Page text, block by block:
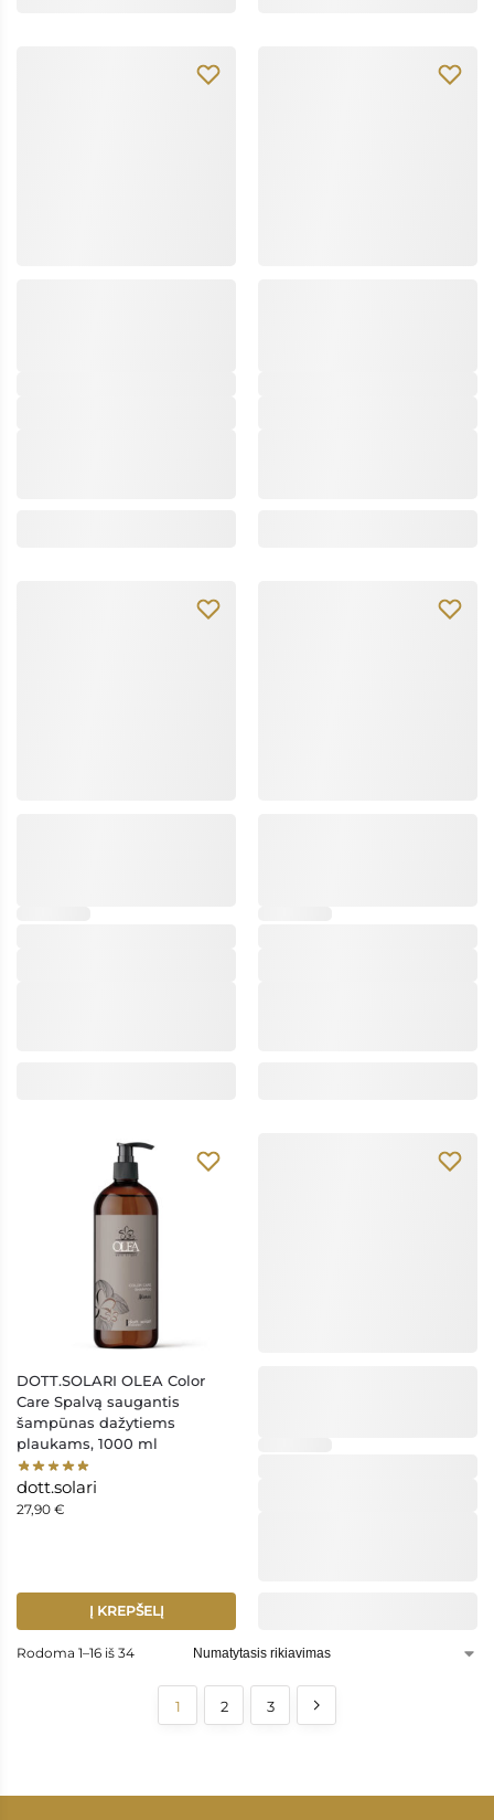
DOTT.SOLARI OLEA Color
Care Spalvą saugantis
šampūnas dažytiems
plaukams, 1000 ml
dott.solari
27,90 €
Į KREPŠELĮ
Rodoma 1–16 iš 34
1 2 3